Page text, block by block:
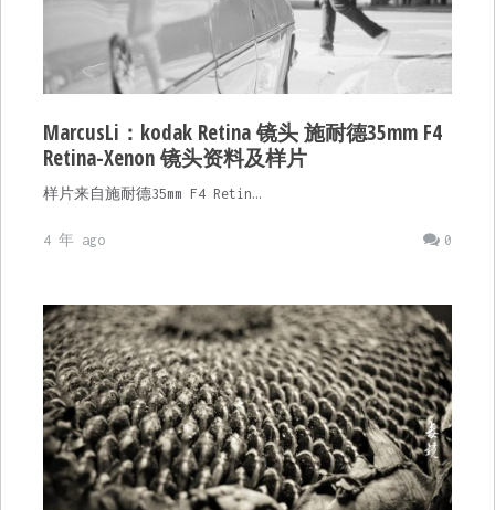
MarcusLi：kodak Retina 镜头 施耐德35mm F4
Retina-Xenon 镜头资料及样片
样片来自施耐德35mm F4 Retin…
0
4 年 ago